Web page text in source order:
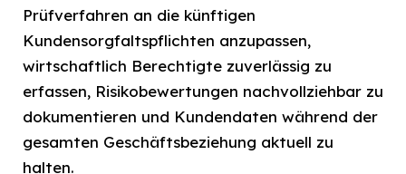
Prüfverfahren an die künftigen
Kundensorgfaltspflichten anzupassen,
wirtschaftlich Berechtigte zuverlässig zu
erfassen, Risikobewertungen nachvollziehbar zu
dokumentieren und Kundendaten während der
gesamten Geschäftsbeziehung aktuell zu
halten.